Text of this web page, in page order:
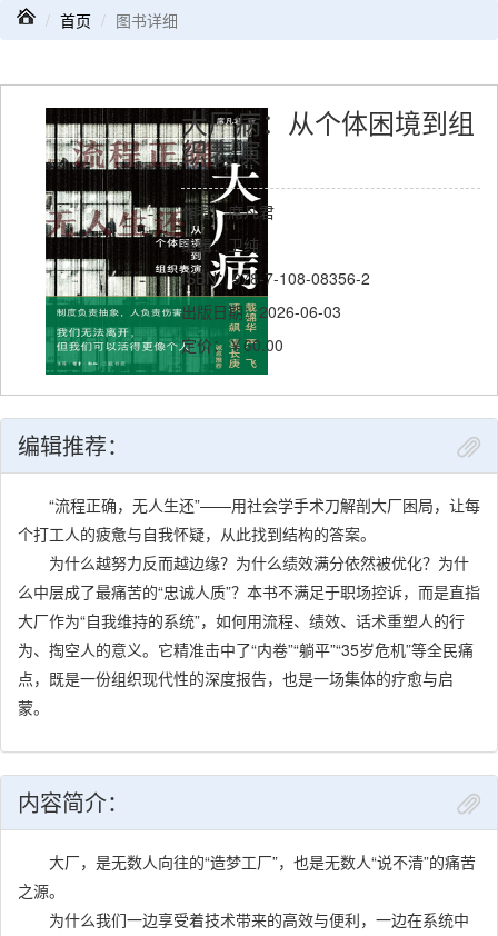
首页 图书详细
大厂病：从个体困境到组
织表演
作者：席凡君
编辑：卫纯
ISBN：978-7-108-08356-2
出版日期：2026-06-03
定价：￥60.00
编辑推荐：
“流程正确，无人生还”——用社会学手术刀解剖大厂困局，让每
个打工人的疲惫与自我怀疑，从此找到结构的答案。
为什么越努力反而越边缘？为什么绩效满分依然被优化？为什
么中层成了最痛苦的“忠诚人质”？本书不满足于职场控诉，而是直指
大厂作为“自我维持的系统”，如何用流程、绩效、话术重塑人的行
为、掏空人的意义。它精准击中了“内卷”“躺平”“35岁危机”等全民痛
点，既是一份组织现代性的深度报告，也是一场集体的疗愈与启
蒙。
内容简介：
大厂，是无数人向往的“造梦工厂”，也是无数人“说不清”的痛苦
之源。
为什么我们一边享受着技术带来的高效与便利，一边在系统中